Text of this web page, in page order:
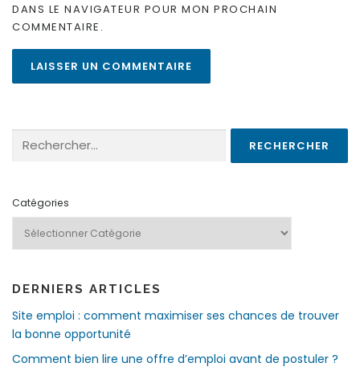
DANS LE NAVIGATEUR POUR MON PROCHAIN
COMMENTAIRE.
Catégories
DERNIERS ARTICLES
Site emploi : comment maximiser ses chances de trouver
la bonne opportunité
Comment bien lire une offre d’emploi avant de postuler ?